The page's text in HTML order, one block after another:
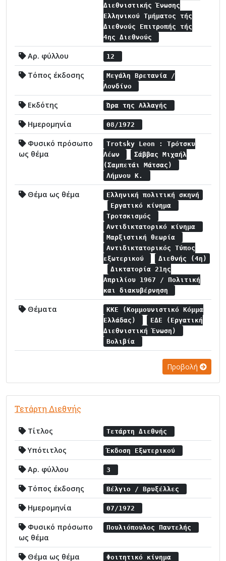
Διεθνιστικής Ένωσης
Ελληνικού Τμήματος τής
Διεθνούς Επιτροπής τής
4ης Διεθνούς
Αρ. φύλλου 12
Τόπος έκδοσης
Μεγάλη Βρετανία /
Λονδίνο
Εκδότης Ώρα της Αλλαγής
Ημερομηνία 08/1972
Φυσικό πρόσωπο
ως θέμα
Trotsky Leon : Τρότσκυ
Λέων
Σάββας Μιχαήλ
(Σαμπετάι Μάτσας)
Λήμνου Κ.
Θέμα ως θέμα
Ελληνική πολιτική σκηνή
Εργατικό κίνημα
Τροτσκισμός
Αντιδικτατορικό κίνημα
Μαρξιστική θεωρία
Αντιδικτατορικός Τύπος
εξωτερικού
Διεθνής (4η)
Δικτατορία 21ης
Απριλίου 1967 / Πολιτική
και διακυβέρνηση
Θέματα
ΚΚΕ (Κομμουνιστικό Κόμμα
Ελλάδας)
ΕΔΕ (Εργατική
Διεθνιστική Ένωση)
Βολιβία
Προβολή
Τετάρτη Διεθνής
Τίτλος Τετάρτη Διεθνής
Υπότιτλος Έκδοση Εξωτερικού
Αρ. φύλλου 3
Τόπος έκδοσης Βέλγιο / Βρυξέλλες
Ημερομηνία 07/1972
Φυσικό πρόσωπο
ως θέμα
Πουλιόπουλος Παντελής
Θέμα ως θέμα Φοιτητικό κίνημα